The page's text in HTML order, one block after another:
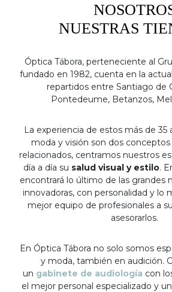
NUESTRAS
Óptica Tábora, perteneciente al
fundado en 1982, cuenta en la
repartidos entre Santiago de
Pontedeume, Betanzos,
La experiencia de estos más de 35
moda y visión son dos
relacionados, centramos nuestros
día a día su salud visual y estilo.
encontrará lo último de las grandes
innovadoras, con personalidad y lo
mejor equipo de profesionales a
asesorarlos.
En Óptica Tábora no solo somos
y moda, también en audición.
un gabinete de audiología con
el mejor personal especializado y